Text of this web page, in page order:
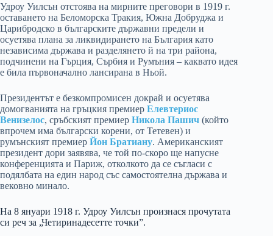
Удроу Уилсън отстоява на мирните преговори в 1919 г.
оставането на Беломорска Тракия, Южна Добруджа и
Царибродско в българските държавни предели и
осуетява плана за ликвидирането на България като
независима държава и разделянето й на три района,
подчинени на Гърция, Сърбия и Румъния – каквато идея
е била първоначално лансирана в Ньой.
Президентът е безкомпромисен докрай и осуетява
домогванията на гръцкия премиер Елевтериос
Венизелос, сръбският премиер Никола Пашич (който
впрочем има български корени, от Тетевен) и
румънският премиер Йон Братиану. Американският
президент дори заявява, че той по-скоро ще напусне
конференцията и Париж, отколкото да се съгласи с
подялбата на един народ със самостоятелна държава и
вековно минало.
На 8 януари 1918 г. Удроу Уилсън произнася прочутата
си реч за „Четиринадесетте точки”.